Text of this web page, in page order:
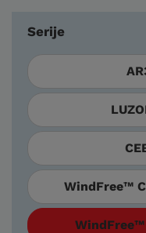
Serije
WindFree™
WindFree™